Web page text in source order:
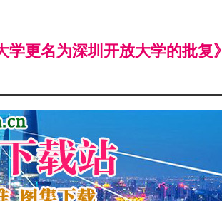
更名为深圳开放大学的批复》